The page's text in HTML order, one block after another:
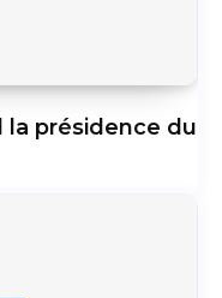
présidence du